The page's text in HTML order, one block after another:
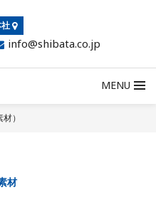
info@shibata.co.jp
MENU
）
材